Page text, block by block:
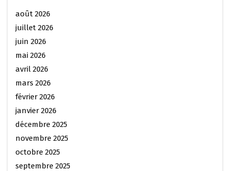
août 2026
juillet 2026
juin 2026
mai 2026
avril 2026
mars 2026
février 2026
janvier 2026
décembre 2025
novembre 2025
octobre 2025
septembre 2025